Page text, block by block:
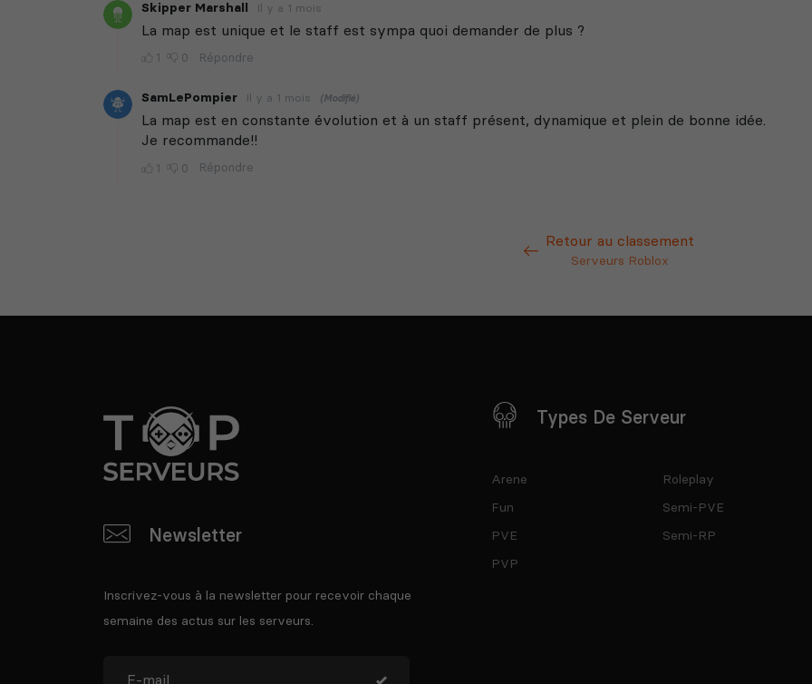
Retour au classement
Serveurs Roblox
Newsletter
Inscrivez-vous à la newsletter pour recevoir chaque
semaine des actus sur les serveurs.
Types De Serveur
Arene
Fun
PVE
PVP
Roleplay
Semi-PVE
Semi-RP